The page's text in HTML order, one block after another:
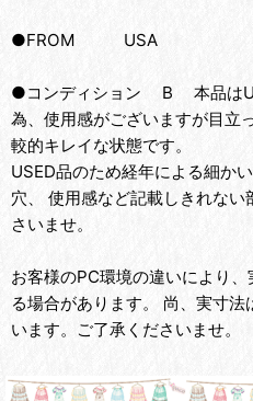
●FROM USA
●コンディション B 本品は
為、使用感がございますが目立
較的キレイな状態です。
USED品のため経年による細か
穴、 使用感など記載しきれな
さいませ。
お客様のPC環境の違いにより
る場合があります。 尚、実寸
います。ご了承くださいませ。